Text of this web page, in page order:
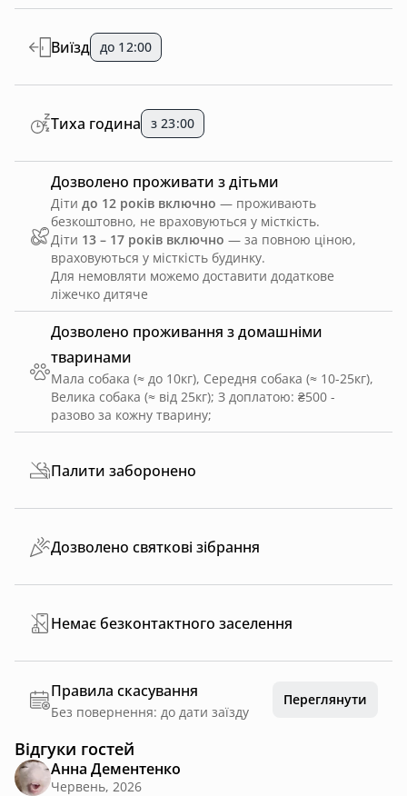
Дозволено проживання з домашніми
тваринами
Мала собака (≈ до 10кг), Середня собака (≈ 10-25кг),
Велика собака (≈ від 25кг); З доплатою: ₴500 -
разово за кожну тварину;
Виїзд до 12:00
Дозволено проживати з дітьми
Діти до 12 років включно — проживають
безкоштовно, не враховуються у місткість.
Діти 13 – 17 років включно — за повною ціною,
враховуються у місткість будинку.
Для немовляти можемо доставити додаткове
ліжечко дитяче
Тиха година з 23:00
Палити заборонено
Дозволено святкові зібрання
Немає безконтактного заселення
Правила скасування
Без повернення: до дати заїзду
Переглянути
Відгуки гостей
Анна Дементенко
Червень, 2026